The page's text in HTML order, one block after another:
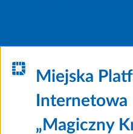
Miejska
Internetowa
„Magiczny